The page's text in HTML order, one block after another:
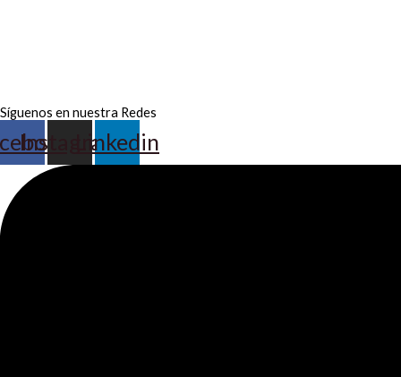
Síguenos en nuestra Redes
InstagramLinkedin